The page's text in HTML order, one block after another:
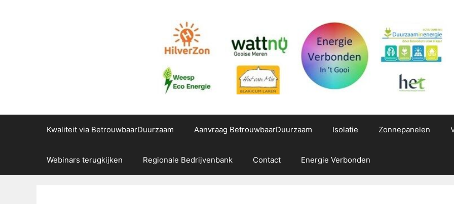
Kwaliteit via BetrouwbaarDuurzaam Aanvraag BetrouwbaarDuurzaam Isolatie Zonnepanelen
Webinars terugkijken Regionale Bedrijvenbank Contact Energie Verbonden